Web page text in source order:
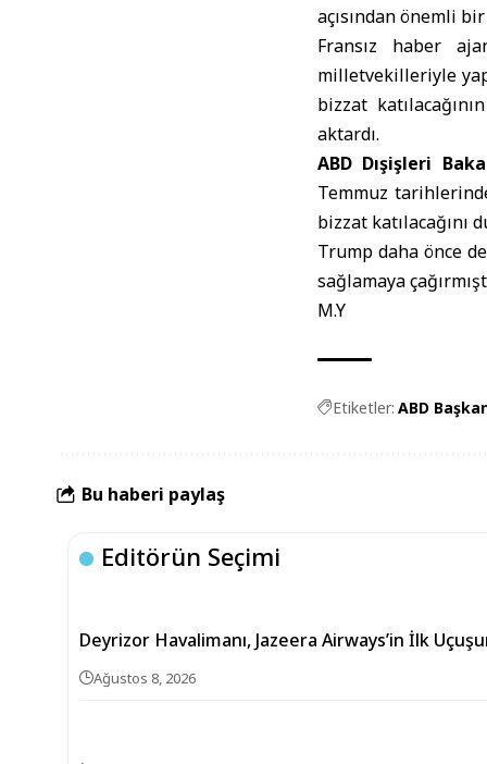
açısından önemli
Fransız haber
milletvekilleriyle
bizzat
aktardı.
ABD Dışişleri
Temmuz
bizzat katılacağını
Trump daha önce
sağlamaya
M.Y
Etiketler: ABD
Bu haberi paylaş
Editörün Seçimi
Deyrizor Havalimanı, Jazeera Airways’in İlk
Ağustos 8, 2026